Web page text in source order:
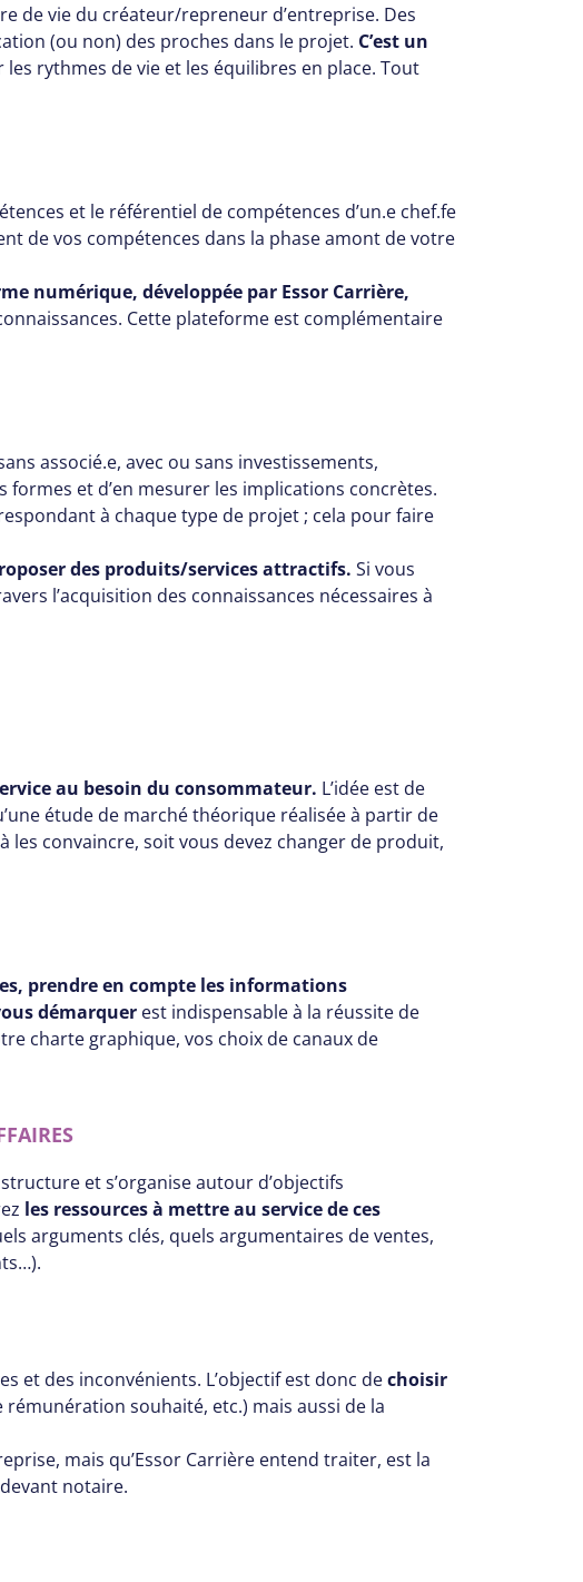
de vie du créateur/repreneur d’entreprise. Des
(ou non) des proches dans le projet. C’est un
les rythmes de vie et les équilibres en place. Tout
et le référentiel de compétences d’un.e chef.fe
de vos compétences dans la phase amont de votre
numérique, développée par Essor Carrière,
Cette plateforme est complémentaire
associé.e, avec ou sans investissements,
et d’en mesurer les implications concrètes.
à chaque type de projet ; cela pour faire
des produits/services attractifs. Si vous
l’acquisition des connaissances nécessaires à
au besoin du consommateur. L’idée est de
étude de marché théorique réalisée à partir de
les convaincre, soit vous devez changer de produit,
prendre en compte les informations
démarquer est indispensable à la réussite de
charte graphique, vos choix de canaux de
et s’organise autour d’objectifs
les ressources à mettre au service de ces
arguments clés, quels argumentaires de ventes,
et des inconvénients. L’objectif est donc dechoisir
rémunération souhaité, etc.) mais aussi de la
mais qu’Essor Carrière entend traiter, est la
notaire.